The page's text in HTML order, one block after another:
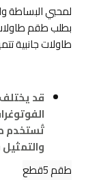
لمحبي البساطة
طاولات جانبية
قد
تُستخدم
طقم 5قطع